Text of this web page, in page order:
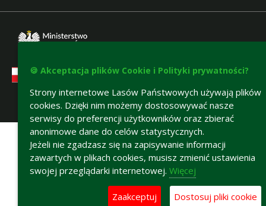
Deklaracja dostępności
🍪 Akceptacja plików Cookie i Polityki prywatności?
Strony internetowe Lasów Państwowych używają plików
cookies. Dzięki nim możemy dostosowywać nasze
serwisy do preferencji użytkowników oraz zbierać
anonimowe dane do celów statystycznych.
Jeżeli nie zgadzasz się na zapisywanie informacji
zawartych w plikach cookies, musisz zmienić ustawienia
swojej przeglądarki internetowej. Więcej
Zaakceptuj Dostosuj pliki cookie